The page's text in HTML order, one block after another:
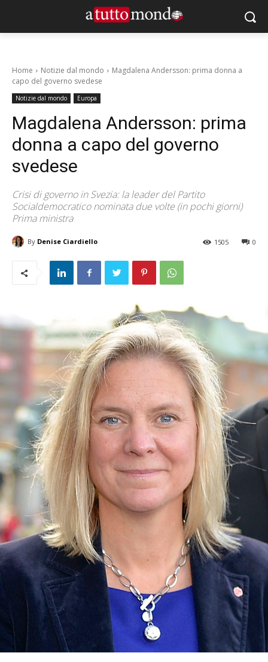
Home Notizie dal mondo
Magdalena Andersson: prima donna a
capo del governo svedese
Notizie dal mondo Europa
Magdalena Andersson: prima
donna a capo del governo
svedese
Crisi di governo in Svezia: la leader del Partito
Socialdemocratico nominata due volte (in pochi giorni)
Prima ministra
By Denise Ciardiello 0
1505